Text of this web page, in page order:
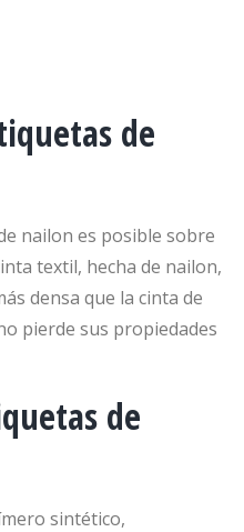
de
nailon es posible sobre
textil, hecha de nailon,
densa que la cinta de
pierde sus propiedades
de
sintético,